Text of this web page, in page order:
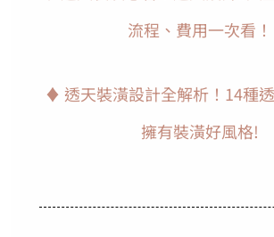
流程、費用一次看！
♦ 透天裝潢設計全解析！14種
擁有裝潢好風格!